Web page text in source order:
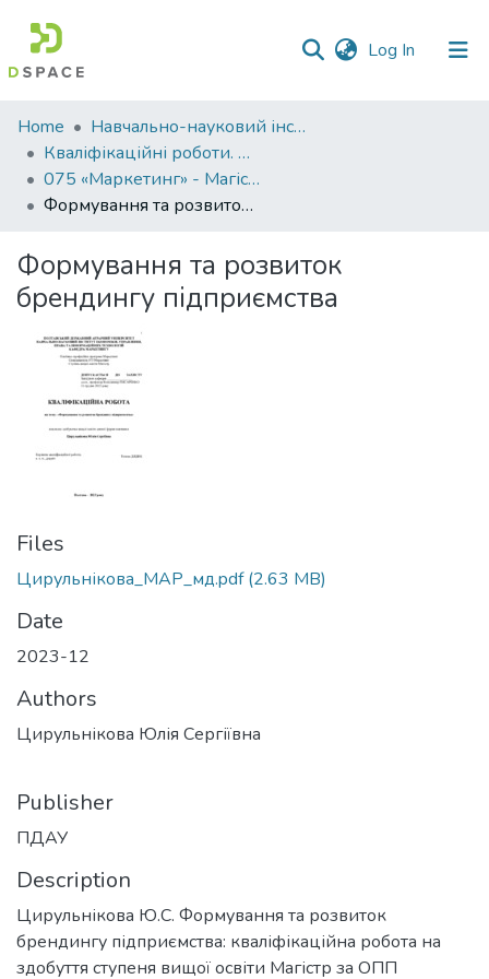
Log In (current)
Communities
&
Collections
All of DSpace
Statistics
Home
Навчально-науковий інститут економіки, управління, права та інформаційних технологій
Кваліфікаційні роботи. ННІ економіки, управління, права та ІТ
075 «Маркетинг» - Магістри 2023-2024
Формування та розвиток брендингу підприємства
Формування та розвиток
брендингу підприємства
Files
Цирульнікова_МАР_мд.pdf(2.63 MB)
Date
2023-12
Authors
Цирульнікова Юлія Сергіївна
Publisher
ПДАУ
Description
Цирульнікова Ю.С. Формування та розвиток
брендингу підприємства: кваліфікаційна робота на
здобуття ступеня вищої освіти Магістр за ОПП